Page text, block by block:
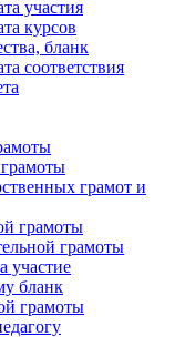
участия
курсов
бланк
соответствия
грамот и
грамоты
грамоты
участие
бланк
грамоты